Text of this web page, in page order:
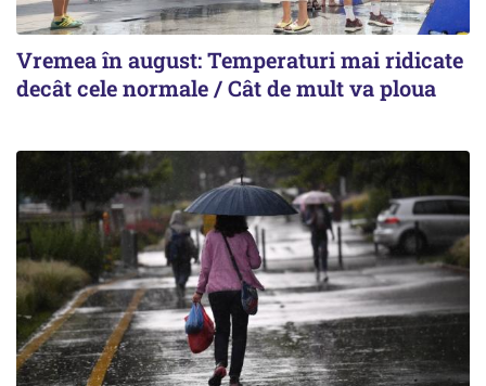
Vremea în august: Temperaturi mai ridicate
decât cele normale / Cât de mult va ploua